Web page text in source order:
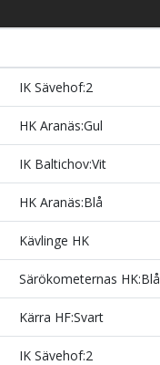
IK Sävehof:2
HK Aranäs:Gul
IK Baltichov:Vit
HK Aranäs:Blå
Kävlinge HK
Särökometernas HK:Blå
Kärra HF:Svart
IK Sävehof:2